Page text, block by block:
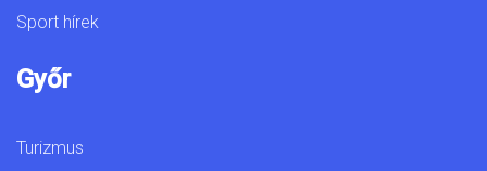
Sport hírek
Győr
Turizmus